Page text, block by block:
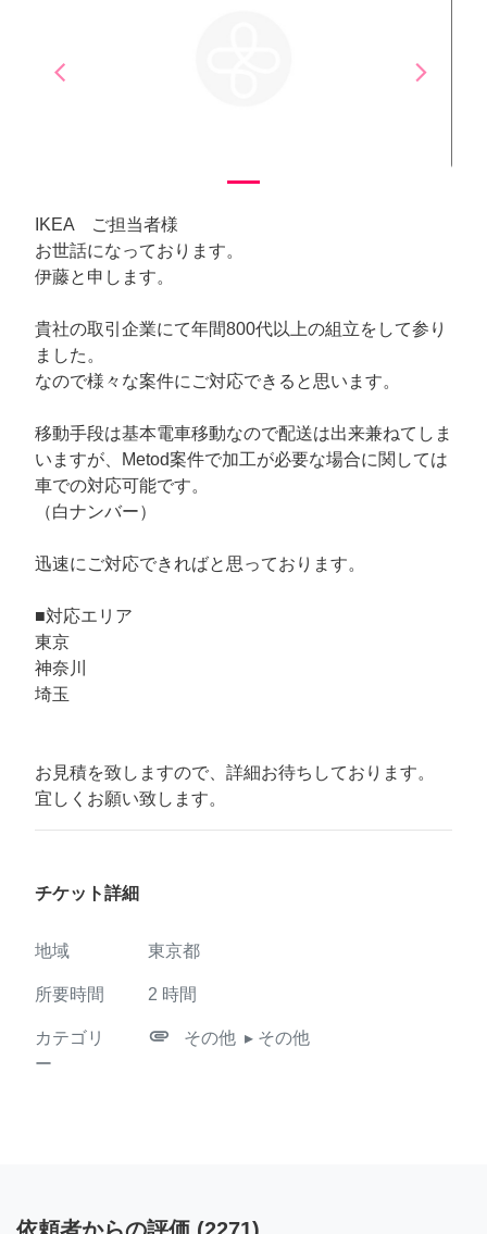
arrow_back_iosPrevious arrow_forward_iosNext
IKEA ご担当者様
お世話になっております。
伊藤と申します。
貴社の取引企業にて年間800代以上の組立をして参り
ました。
なので様々な案件にご対応できると思います。
移動手段は基本電車移動なので配送は出来兼ねてしま
いますが、Metod案件で加工が必要な場合に関しては
車での対応可能です。
（白ナンバー）
迅速にご対応できればと思っております。
■対応エリア
東京
神奈川
埼玉
お見積を致しますので、詳細お待ちしております。
宜しくお願い致します。
チケット詳細
地域 東京都
所要時間 2 時間
カテゴリ
ー
attachment その他 ▸ その他